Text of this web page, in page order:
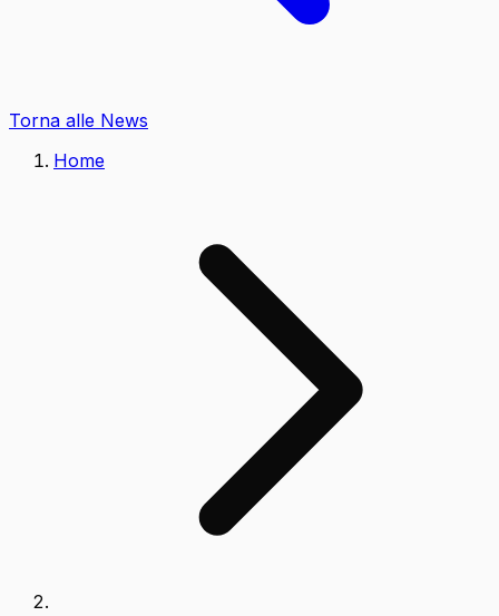
Torna alle News
Home